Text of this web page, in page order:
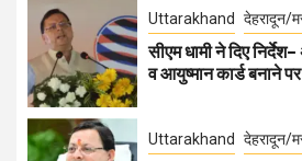
Uttarakhand देहरादून/
सीएम धामी ने दिए
व आयुष्मान कार्ड बनाने
Uttarakhand देहरादून/